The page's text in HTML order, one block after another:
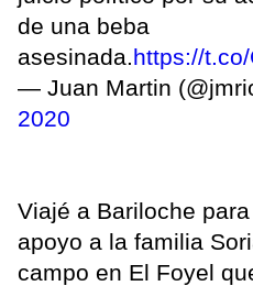
de una beba
asesinada.https://
— Juan Martin
2020
Viajé a Bariloche
apoyo a la familia
campo en El Foyel